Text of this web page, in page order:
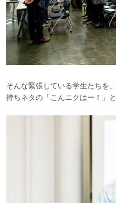
そんな緊張している学生たちを
持ちネタの「こんニクはー！」